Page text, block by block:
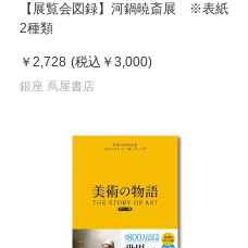
【展覧会図録】河鍋暁斎展 ※表紙
2種類
￥2,728 (税込 ￥3,000)
銀座 蔦屋書店